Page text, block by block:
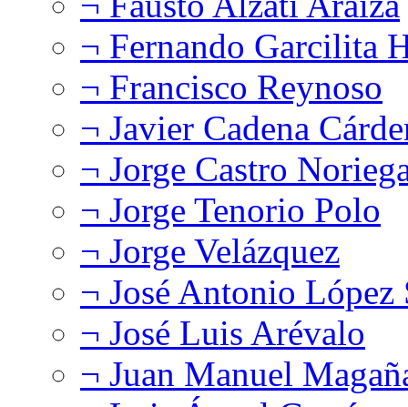
¬ Fernando Garcilita
¬ Francisco Reynoso
¬ Javier Cadena
¬ Jorge Castro
¬ Jorge Tenorio Polo
¬ Jorge Velázquez
¬ José Antonio López
¬ José Luis Arévalo
¬ Juan Manuel